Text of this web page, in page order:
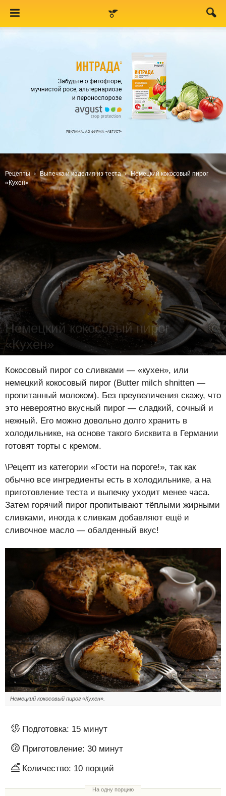
Рецепты Выпечка и изделия из теста
Немецкий кокосовый пирог
«Кухен»
Немецкий кокосовый пирог
«Кухен»
Кокосовый пирог со сливками — «кухен», или
немецкий кокосовый пирог (Butter milch shnitten —
пропитанный молоком). Без преувеличения скажу, что
это невероятно вкусный пирог — сладкий, сочный и
нежный. Его можно довольно долго хранить в
холодильнике, на основе такого бисквита в Германии
готовят торты с кремом.
\Рецепт из категории «Гости на пороге!», так как
обычно все ингредиенты есть в холодильнике, а на
приготовление теста и выпечку уходит менее часа.
Затем горячий пирог пропитывают тёплыми жирными
сливками, иногда к сливкам добавляют ещё и
сливочное масло — обалденный вкус!
Немецкий кокосовый пирог «Кухен».
Подготовка: 15 минут
Приготовление: 30 минут
Количество: 10 порций
На одну порцию